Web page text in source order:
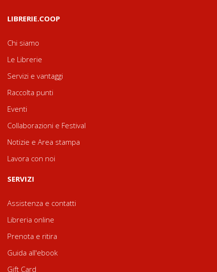
LIBRERIE.COOP
Chi siamo
Le Librerie
Servizi e vantaggi
Raccolta punti
Eventi
Collaborazioni e Festival
Notizie e Area stampa
Lavora con noi
SERVIZI
Assistenza e contatti
Libreria online
Prenota e ritira
Guida all'ebook
Gift Card